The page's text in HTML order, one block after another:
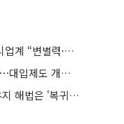
수능 절대평가·서논술형 공론화⋯입시업계 “변별력·사교육 대책 먼저”
국교위, 국가교육발전계획 10월 공개⋯대입제도 개편 공론화 추진
"육아휴직만으론 한계"⋯여성 경력유지 해법은 '복귀 후 유연근무’